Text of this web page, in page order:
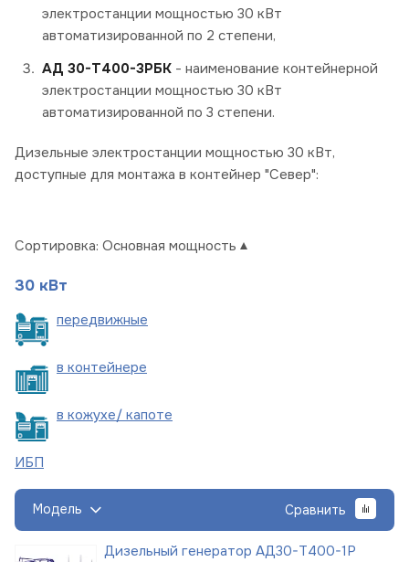
электростанции мощностью 30 кВт
автоматизированной по 2 степени,
АД 30-Т400-3РБК - наименование контейнерной
электростанции мощностью 30 кВт
автоматизированной по 3 степени.
Дизельные электростанции мощностью 30 кВт,
доступные для монтажа в контейнер "Север":
Сортировка: Основная мощность
30 кВт
передвижные
в контейнере
в кожухе/ капоте
ИБП
Модель Сравнить
Дизельный генератор АД30-Т400-1Р